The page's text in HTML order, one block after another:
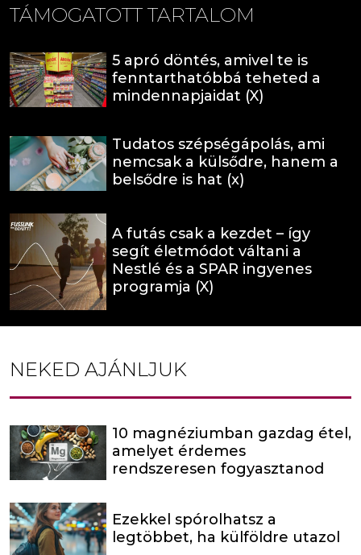
TÁMOGATOTT TARTALOM
5 apró döntés, amivel te is
fenntarthatóbbá teheted a
mindennapjaidat (X)
Tudatos szépségápolás, ami
nemcsak a külsődre, hanem a
belsődre is hat (x)
A futás csak a kezdet – így
segít életmódot váltani a
Nestlé és a SPAR ingyenes
programja (X)
NEKED AJÁNLJUK
10 magnéziumban gazdag étel,
amelyet érdemes
rendszeresen fogyasztanod
Ezekkel spórolhatsz a
legtöbbet, ha külföldre utazol